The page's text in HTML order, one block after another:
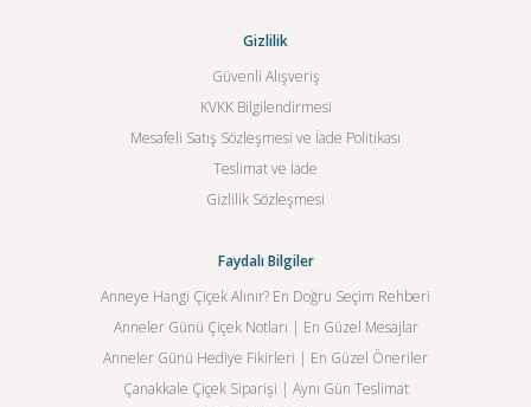
Gizlilik
Güvenli Alışveriş
KVKK Bilgilendirmesi
Mesafeli Satış Sözleşmesi ve İade Politikası
Teslimat ve İade
Gizlilik Sözleşmesi
Faydalı Bilgiler
Anneye Hangi Çiçek Alınır? En Doğru Seçim Rehberi
Anneler Günü Çiçek Notları | En Güzel Mesajlar
Anneler Günü Hediye Fikirleri | En Güzel Öneriler
Çanakkale Çiçek Siparişi | Aynı Gün Teslimat